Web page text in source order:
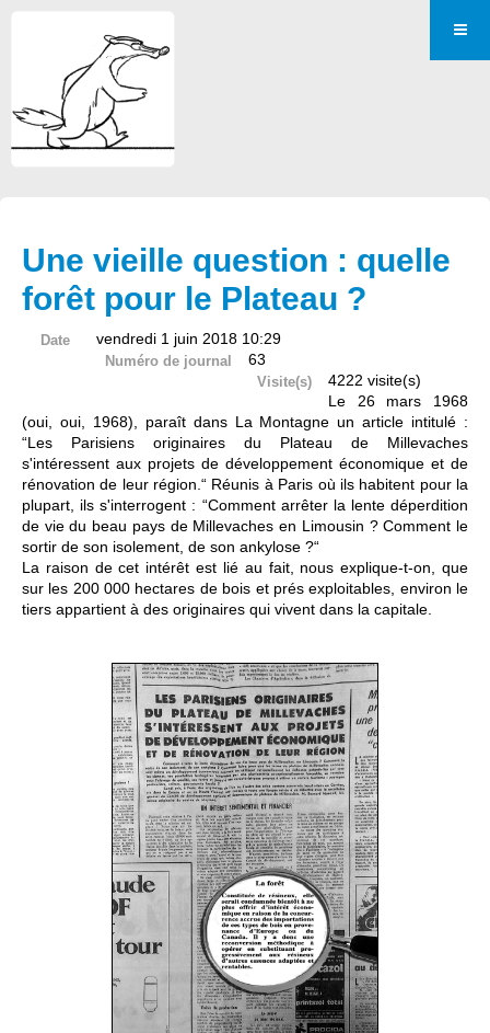
Une vieille question : quelle
forêt pour le Plateau ?
Date vendredi 1 juin 2018 10:29
Numéro de journal 63
Visite(s)
4222 visite(s)
Le 26 mars 1968
(oui, oui, 1968), paraît dans La Montagne un article intitulé :
“Les Parisiens originaires du Plateau de Millevaches
s'intéressent aux projets de développement économique et de
rénovation de leur région.“ Réunis à Paris où ils habitent pour la
plupart, ils s'interrogent : “Comment arrêter la lente déperdition
de vie du beau pays de Millevaches en Limousin ? Comment le
sortir de son isolement, de son ankylose ?“
La raison de cet intérêt est lié au fait, nous explique-t-on, que
sur les 200 000 hectares de bois et prés exploitables, environ le
tiers appartient à des originaires qui vivent dans la capitale.